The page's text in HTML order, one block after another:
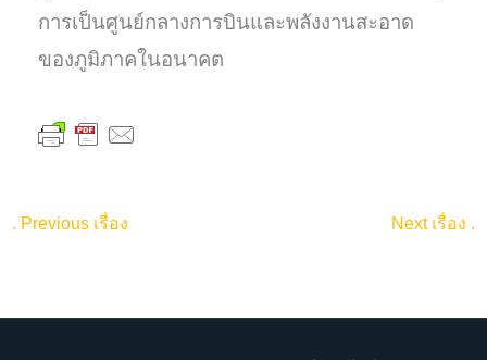
การเป็นศูนย์กลางการบินและพลังงานสะอาด
ของภูมิภาคในอนาคต
. Previous เรื่อง Next เรื่อง .